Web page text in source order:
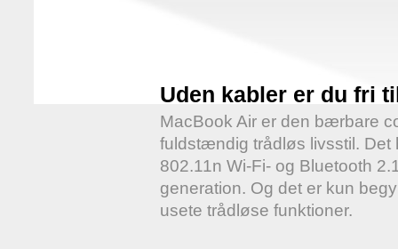
Uden kabler er du fri
MacBook Air er den bærbare
fuldstændig trådløs livsstil.
802.11n Wi-Fi- og Bluetooth
generation. Og det er kun
usete trådløse funktioner.